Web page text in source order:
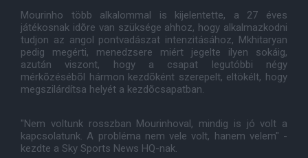
Mourinho több alkalommal is kijelentette, a 27 éves
játékosnak idõre van szüksége ahhoz, hogy alkalmazkodni
tudjon az angol pontvadászat intenzitásához, Mkhitaryan
pedig megérti, menedzsere miért jegelte ilyen sokáig,
azután viszont, hogy a csapat legutóbbi négy
mérkõzésébõl hármon kezdõként szerepelt, eltökélt, hogy
megszilárdítsa helyét a kezdõcsapatban.
"Nem voltunk rosszban Mourinhoval, mindig is jó volt a
kapcsolatunk. A probléma nem vele volt, hanem velem" -
kezdte a Sky Sports News HQ-nak.